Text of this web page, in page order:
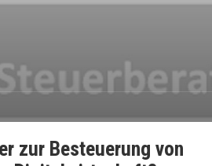
zur Besteuerung von